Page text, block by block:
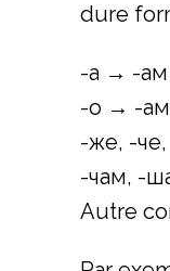
dure
-а → -ам
-о → -ам
-же, -
-чам, -
Autre